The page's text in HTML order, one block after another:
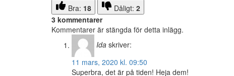
Bra: 18 Dåligt: 2
3 kommentarer
Kommentarer är stängda för detta inlägg.
Ida skriver:
11 mars, 2020 kl. 09:50
Superbra, det är på tiden! Heja dem!